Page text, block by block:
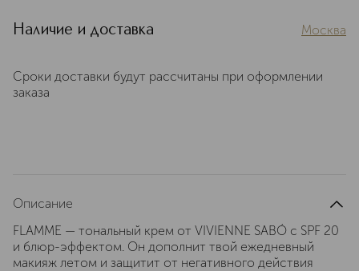
Наличие и доставка Москва
Сроки доставки будут рассчитаны при оформлении
заказа
Описание
FLAMME — тональный крем от VIVIENNE SABÓ с SPF 20
и блюр-эффектом. Он дополнит твой ежедневный
макияж летом и защитит от негативного действия